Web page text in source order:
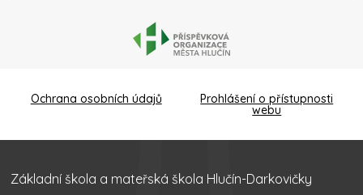
Ochrana osobních údajů Prohlášení o přístupnosti
webu
Základní škola a mateřská škola Hlučín-Darkovičky